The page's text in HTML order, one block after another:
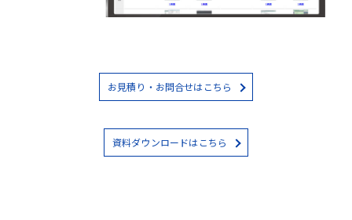
お見積り・お問合せはこちら
資料ダウンロードはこちら